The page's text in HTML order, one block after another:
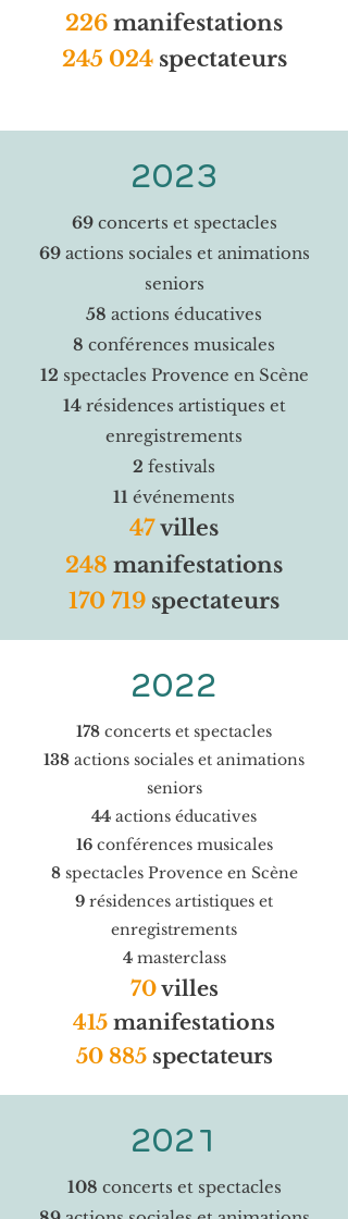
226 manifestations
245 024spectateurs
2023
69concerts et spectacles
69actions sociales et animations
seniors
58 actions éducatives
8 conférences musicales
12 spectacles Provence en Scène
14résidences artistiques et
enregistrements
2 festivals
11 événements
47villes
248 manifestations
170 719 spectateurs
2022
178 concerts et spectacles
138 actions sociales et animations
seniors
44 actions éducatives
16conférences musicales
8spectacles Provence en Scène
9 résidences artistiques et
enregistrements
4masterclass
70villes
415 manifestations
50 885spectateurs
2021
108 concerts et spectacles